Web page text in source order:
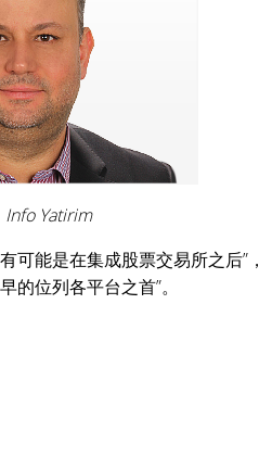
Info Yatirim
能是在集成股票交易所之后”
位列各平台之首”。